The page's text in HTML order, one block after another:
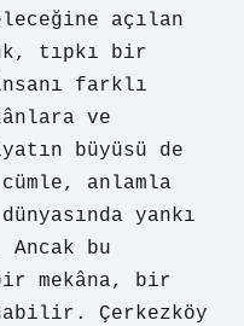
açılan
tıpkı bir
farklı
ve
büyüsü de
anlamla
yankı
bu
mekâna, bir
Çerkezköy